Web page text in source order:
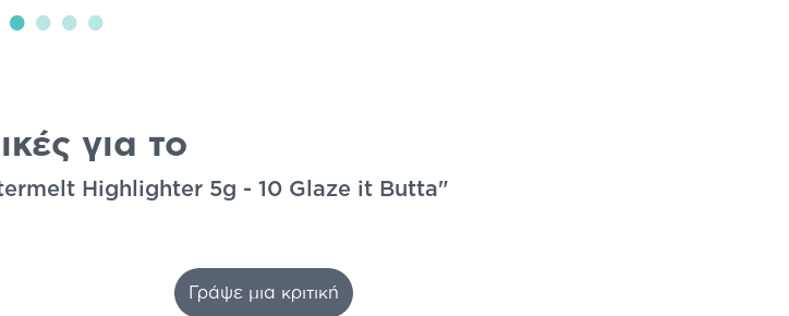
για το
Highlighter 5g - 10 Glaze it Butta"
Γράψε μια κριτική